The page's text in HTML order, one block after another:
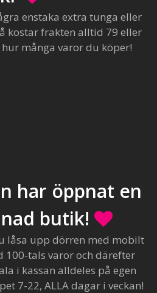
enstaka extra tunga eller
kostar frakten alltid 79 eller
många varor du köper!
har öppnat en
butik!
låsa upp dörren med mobilt
100-tals varor och därefter
i kassan alldeles på egen
7-22, ALLA dagar i veckan!